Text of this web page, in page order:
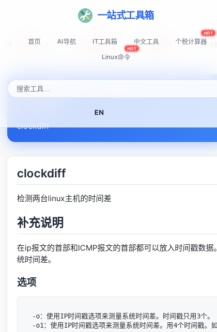
一站式工具箱
首页 AI导航 IT工具箱 中文工具 个税计算器
HOT
Linux命令
HOT
EN
🔥 热门推荐: Top-AI-Tools NEW AI提示词秘籍 NEW AI IDE智能体
clockdiff
clockdiff
clockdiff
检测两台linux主机的时间差
补充说明
在ip报文的首部和ICMP报文的首部都可以放入时间戳数
统时间差。
选项
-o：使用IP时间戳选项来测量系统时间差。时间戳只用3个。